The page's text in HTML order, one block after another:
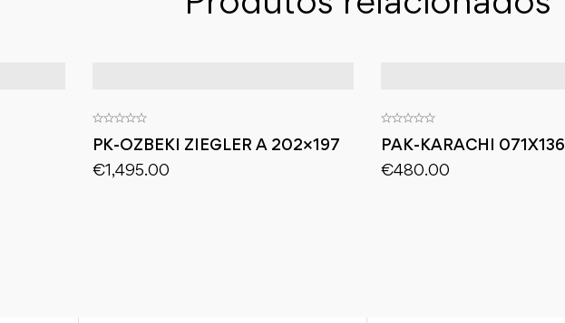
PK-OZBEKI ZIEGLER A 202×197
€1,495.00
PAK-KARACHI 071X136
€480.00